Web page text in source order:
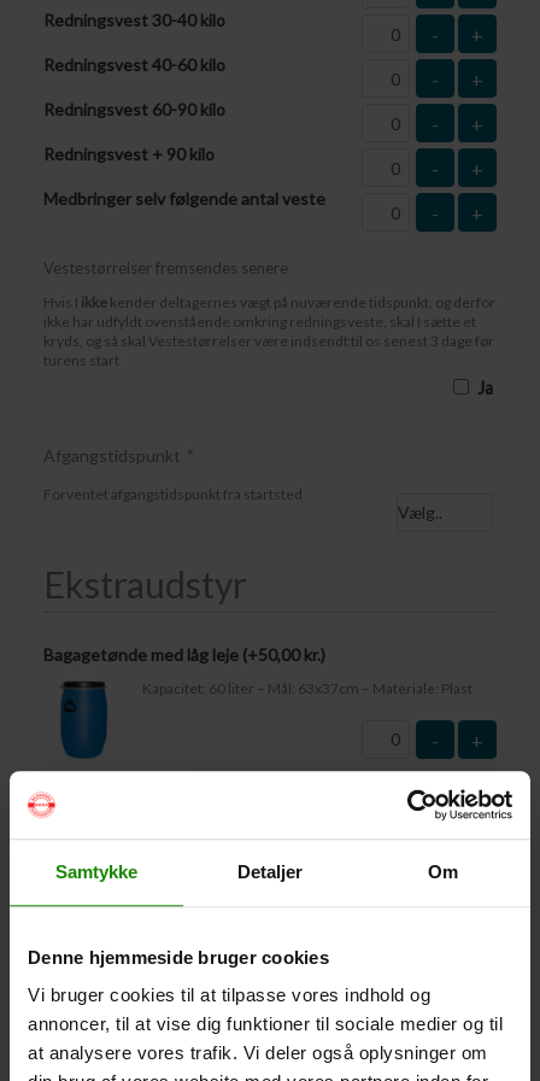
Samtykke Detaljer Om
Denne hjemmeside bruger cookies
Vi bruger cookies til at tilpasse vores indhold og
annoncer, til at vise dig funktioner til sociale medier og til
at analysere vores trafik. Vi deler også oplysninger om
Redningsvest 30-40 kilo
- +
Redningsvest 40-60 kilo
- +
Redningsvest 60-90 kilo
- +
Redningsvest + 90 kilo
- +
Medbringer selv følgende antal veste
- +
Vestestørrelser fremsendes senere
Hvis I ikke kender deltagernes vægt på nuværende tidspunkt, og derfor
ikke har udfyldt ovenstående omkring redningsveste, skal I sætte et
kryds, og så skal Vestestørrelser være indsendt til os senest 3 dage før
turens start
Ja
Afgangstidspunkt *
Forventet afgangstidspunkt fra startsted
Ekstraudstyr
Bagagetønde med låg leje (+50,00kr.)
Kapacitet: 60 liter – Mål: 63x37cm – Materiale: Plast
- +
Vandtæt Pakpose Large (+
Volumen: 36 liter – Størrelse: 30x30x61cm. –
Vandtæt Pakpose Small (+75,00kr.)
Volume: 6 liter – Størrelse: 18x18x35cm. – Materiale:
100% Polyester
- +